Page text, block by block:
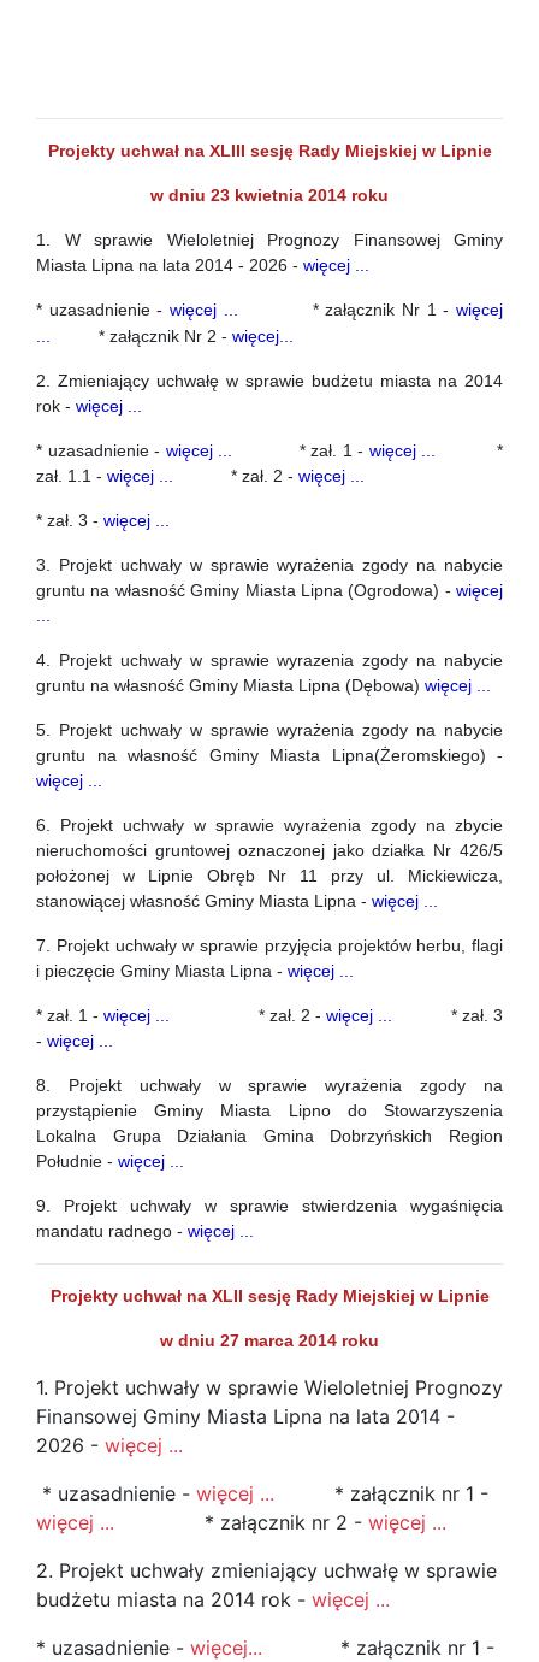
Projekty uchwał na XLIII sesję Rady Miejskiej w Lipnie
w dniu 23 kwietnia 2014 roku
1. W sprawie Wieloletniej Prognozy Finansowej Gminy
Miasta Lipna na lata 2014 - 2026 - więcej ...
* uzasadnienie - więcej ... * załącznik Nr 1 -więcej
* załącznik Nr 2 - więcej...
2. Zmieniający uchwałę w sprawie budżetu miasta na 2014
rok - więcej ...
* uzasadnienie - więcej ... * zał. 1 - więcej ...
*
zał. 1.1 - więcej ... * zał. 2 - więcej ...
* zał. 3 - więcej ...
3. Projekt uchwały w sprawie wyrażenia zgody na nabycie
gruntu na własność Gminy Miasta Lipna (Ogrodowa) - więcej
4. Projekt uchwały w sprawie wyrazenia zgody na nabycie
gruntu na własność Gminy Miasta Lipna (Dębowa) więcej ...
5. Projekt uchwały w sprawie wyrażenia zgody na nabycie
gruntu na własność Gminy Miasta Lipna(Żeromskiego) -
więcej ...
6. Projekt uchwały w sprawie wyrażenia zgody na zbycie
nieruchomości gruntowej oznaczonej jako działka Nr 426/5
położonej w Lipnie Obręb Nr 11 przy ul. Mickiewicza,
stanowiącej własność Gminy Miasta Lipna - więcej ...
7. Projekt uchwały w sprawie przyjęcia projektów herbu, flagi
i pieczęcie Gminy Miasta Lipna - więcej ...
* zał. 1 -więcej ... * zał. 2 - więcej ...
* zał. 3
- więcej ...
8. Projekt uchwały w sprawie wyrażenia zgody na
przystąpienie Gminy Miasta Lipno do Stowarzyszenia
Lokalna Grupa Działania Gmina Dobrzyńskich Region
Południe - więcej ...
9. Projekt uchwały w sprawie stwierdzenia wygaśnięcia
mandatu radnego - więcej ...
Projekty uchwał na XLII sesję Rady Miejskiej w Lipnie
w dniu 27 marca 2014 roku
1. Projekt uchwały w sprawie Wieloletniej Prognozy
Finansowej Gminy Miasta Lipna na lata 2014 -
2026 - więcej ...
* uzasadnienie - więcej ... * załącznik nr 1 -
więcej ... * załącznik nr 2 - więcej ...
2. Projekt uchwały zmieniający uchwałę w sprawie
budżetu miasta na 2014 rok - więcej ...
* uzasadnienie - więcej... * załącznik nr 1 -